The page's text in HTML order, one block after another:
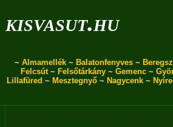
kisvasut.hu
~ Almamellék ~ Balatonfenyves ~
Felcsút~ Felsőtárkány ~ Gemenc ~
Lillafüred ~ Mesztegnyő ~ Nagycenk ~